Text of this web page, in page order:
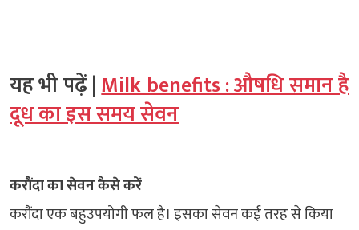
यह भी पढ़ें |Milk benefits : औषधि समान है
दूध का इस समय सेवन
करौंदा का सेवन कैसे करें
करौंदा एक बहुउपयोगी फल है। इसका सेवन कई तरह से किया